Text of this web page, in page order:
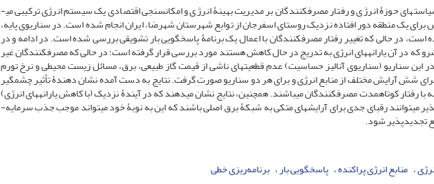
این مقاله به بررسی تأثیر تغییرات سیاست­های حوزۀ انرژی و رفتار مصرف­کنندگان بر مدیریت بهینۀ انرژی و امکان­سنجی اقتصادی یک سیستم انرژی ترکیبی می­
برای یک منطقه دور افتاده نزدیک روستای اسفرجان از توابع شهرستان شهرضا، ایران انجام شده ­است. در سناریوی پایه،
در­ حالی ­که تغییر رفتار مصرف­کنندگان با اعمال یک برنامۀ پاسخگویی بار تشویقی بررسی شده است. در ادامه و در
که در آن یارانه­های انرژی به تدریج در حال کاهش هستند مورد بررسی قرار گرفته است؛ در حالی که مصرف­کنندگان غیر
سناریو (سناریوی آنالیز حساسیت) عدم قطعیت­های ناشی از قیمت گاز طبیعی، برق، مسائل زیست محیطی و نرخ تورم
شش آرایش مختلف از منابع انرژی و برای هر دو سناریو صورت گرفت. نتایج به دست آمده نشان دهندۀ تأثیر چشمگیر
رفتار کوتاه­مدت مصرف­کنندگان می­باشند. همچنین، نتایج نشان می­دهند که در آیندۀ نزدیک (با کاهش یارانه­های انرژی)
آرایش­های شامل منایع انرژی تجدیدپذیر می­توانند رقبای جدی برای آرایش­های متکی به شبکۀ برق اصلی باشند که این به نوبۀ خود می­تواند موجب جذب سرمایه­
تجدیدپذیر شود.
منابع انرژی پراکنده پاسخگویی بار برنامه‌ریزی خطی